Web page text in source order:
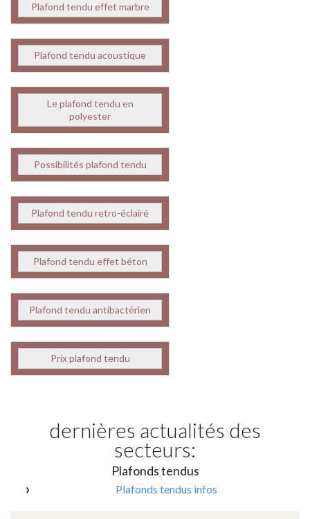
Plafond tendu effet marbre
Plafond tendu acoustique
Le plafond tendu en
polyester
Possibilités plafond tendu
Plafond tendu retro-éclairé
Plafond tendu effet béton
Plafond tendu antibactérien
Prix plafond tendu
dernières actualités des
secteurs:
Plafonds tendus
Plafonds tendus infos